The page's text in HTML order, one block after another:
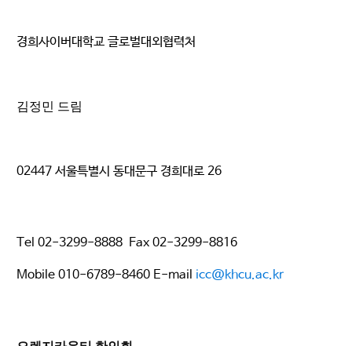
경희사이버대학교 글로벌대외협력처
김정민 드림
02447 서울특별시 동대문구 경희대로 26
Tel 02-3299-8888 Fax 02-3299-8816
Mobile 010-6789-8460 E-mail icc@khcu.ac.kr